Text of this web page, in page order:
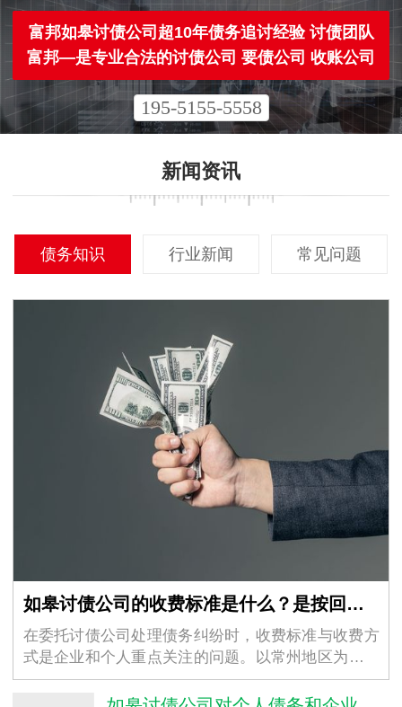
富邦如皋讨债公司超10年债务追讨经验 讨债团队
富邦—是专业合法的讨债公司 要债公司 收账公司
195-5155-5558
新闻资讯
债务知识 行业新闻 常见问题
如皋讨债公司的收费标准是什么？是按回款比例还是固定收费？
在委托讨债公司处理债务纠纷时，收费标准与收费方
式是企业和个人重点关注的问题。以常州地区为例，
不同常州讨债公司的收费模式存在差异，但核心围绕
“按回款比例” 和 “固定收费” 两类展开，同时受…